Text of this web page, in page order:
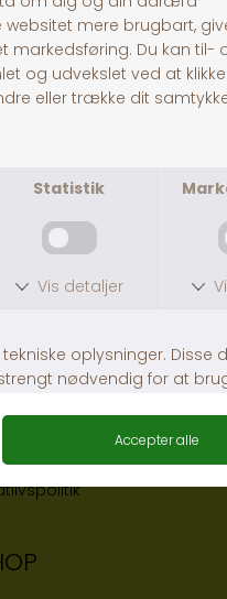
32696589